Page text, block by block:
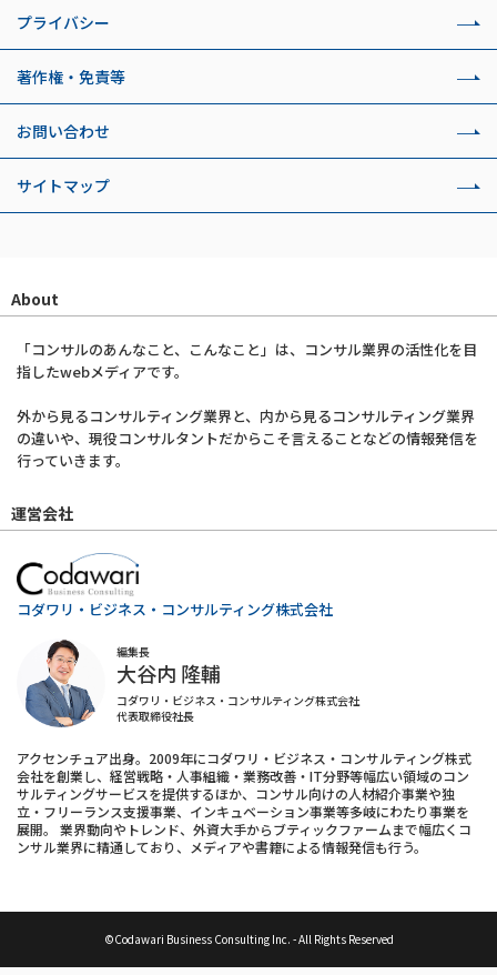
プライバシー
著作権・免責等
お問い合わせ
サイトマップ
About
「コンサルのあんなこと、こんなこと」は、コンサル業界の活性化を目
指したwebメディアです。
外から見るコンサルティング業界と、内から見るコンサルティング業界
の違いや、現役コンサルタントだからこそ言えることなどの情報発信を
行っていきます。
運営会社
コダワリ・ビジネス・コンサルティング株式会社
編集長
大谷内 隆輔
コダワリ・ビジネス・コンサルティング株式会社
代表取締役社長
アクセンチュア出身。2009年にコダワリ・ビジネス・コンサルティング株式
会社を創業し、経営戦略・人事組織・業務改善・IT分野等幅広い領域のコン
サルティングサービスを提供するほか、コンサル向けの人材紹介事業や独
立・フリーランス支援事業、インキュベーション事業等多岐にわたり事業を
展開。 業界動向やトレンド、外資大手からブティックファームまで幅広くコ
ンサル業界に精通しており、メディアや書籍による情報発信も行う。
©Codawari Business Consulting Inc. - All Rights Reserved